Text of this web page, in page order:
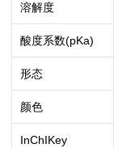
溶解度
酸度系数(pKa)
形态
颜色
InChIKey